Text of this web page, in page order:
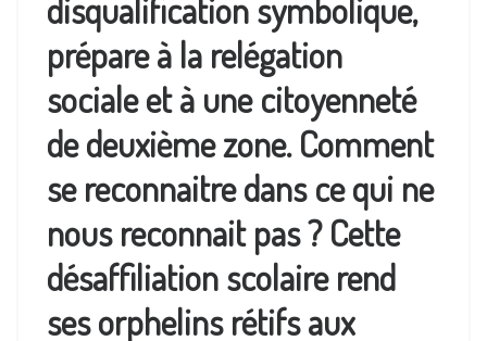
disqualification symbolique,
prépare à la relégation
sociale et à une citoyenneté
de deuxième zone. Comment
se reconnaitre dans ce qui ne
nous reconnait pas ? Cette
désaffiliation scolaire rend
ses orphelins rétifs aux